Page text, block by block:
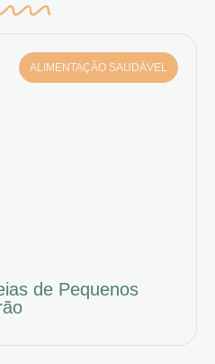
ALIMENTAÇÃO SAUDÁVEL
de Pequenos